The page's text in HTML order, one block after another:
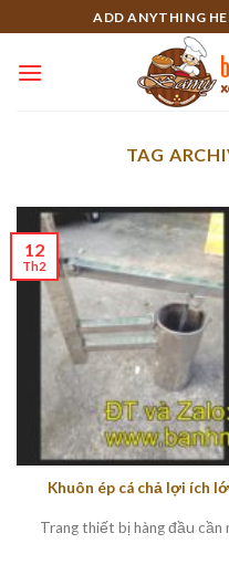
to
content
ADD ANYTHING
TAG
Khuôn ép cá chả lợi ích
Trang thiết bị hàng đầu cần
12
Th2